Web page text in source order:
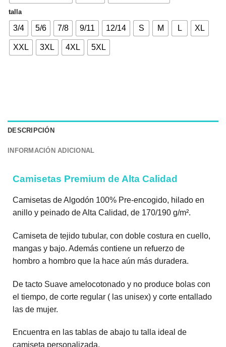
talla
3/4 5/6 7/8 9/11 12/14 S M L XL
XXL 3XL 4XL 5XL
DESCRIPCIÓN
INFORMACIÓN ADICIONAL
Camisetas Premium de Alta Calidad
Camisetas de Algodón 100% Pre-encogido, hilado en
anillo y peinado de Alta Calidad, de 170/190 g/m².
Camiseta de tejido tubular, con doble costura en cuello,
mangas y bajo. Además contiene un refuerzo de
hombro a hombro que la hace aún más duradera.
De tacto Suave amelocotonado y no produce bolas con
el tiempo, de corte regular ( las unisex) y corte entallado
las de mujer.
Encuentra en las tablas de abajo tu talla ideal de
camiseta personalizada.